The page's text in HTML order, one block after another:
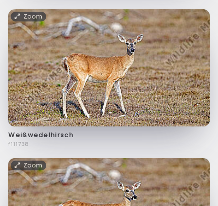
Zoom
Weißwedelhirsch
f111738
Zoom